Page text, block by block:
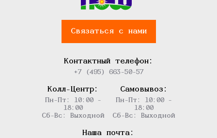
Связаться с нами
Контактный телефон:
+7 (495) 663-50-57
Колл-Центр:
Пн-Пт: 10:00 -
18:00
Сб-Вс: Выходной
Самовывоз:
Пн-Пт: 10:00 -
18:00
Сб-Вс: Выходной
Наша почта: